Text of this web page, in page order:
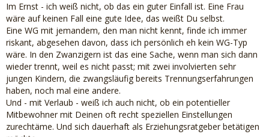
Im Ernst - ich weiß nicht, ob das ein guter Einfall ist. Eine Frau
wäre auf keinen Fall eine gute Idee, das weißt Du selbst.
Eine WG mit jemandem, den man nicht kennt, finde ich immer
riskant, abgesehen davon, dass ich persönlich eh kein WG-Typ
wäre. In den Zwanzigern ist das eine Sache, wenn man sich dann
wieder trennt, weil es nicht passt; mit zwei involvierten sehr
jungen Kindern, die zwangsläufig bereits Trennungserfahrungen
haben, noch mal eine andere.
Und - mit Verlaub - weiß ich auch nicht, ob ein potentieller
Mitbewohner mit Deinen oft recht speziellen Einstellungen
zurechtäme. Und sich dauerhaft als Erziehungsratgeber betätigen